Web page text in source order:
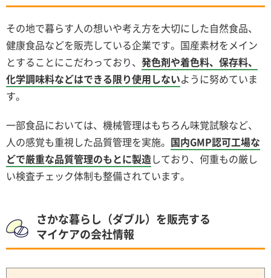
その地で暮らす人の想いや考え方を大切にした自然食品、
健康食品などを販売している企業です。国産素材をメイン
とすることにこだわっており、 発色剤や着色料、保存料、
化学調味料などはできる限り使用しないように努めていま
す。
一部食品においては、機械管理はもちろん味覚試験など、
人の感覚も重視した品質管理を実施。 国内GMP認可工場な
どで厳重な品質管理のもとに製造しており、何重もの厳し
い検査チェック体制も整備されています。
さかな暮らし（ダブル）を販売する
マイケアの会社情報